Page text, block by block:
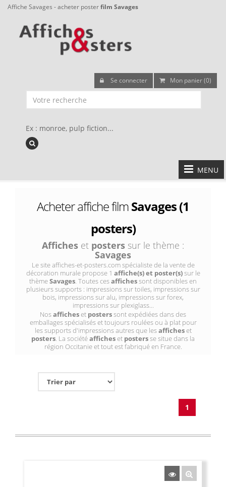
Affiche Savages - acheter posterfilm Savages
Se connecter Mon panier (0)
Ex : monroe, pulp fiction...
MENU
Acheter affiche filmSavages (1
posters)
Affiches et posters sur le thème :
Savages
Le site affiches-et-posters.com spécialiste de la vente de
décoration murale propose 1 affiche(s) et poster(s)sur le
thèmeSavages. Toutes cesaffichessont disponibles en
plusieurs supports : impressions sur toiles, impressions sur
bois, impressions sur alu, impressions sur forex,
impressions sur plexiglass...
Nosafficheset posterssont expédiées dans des
emballages spécialisés et toujours roulées ou à plat pour
les supports d'impressions autres que lesafficheset
posters. La sociétéafficheset postersse situe dans la
région Occitanie et tout est fabriqué en France.
1